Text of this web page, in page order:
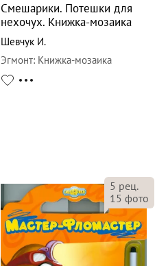
Смешарики. Потешки для
нехочух. Книжка-мозаика
Шевчук И.
Эгмонт: Книжка-мозаика
5 рец.
15 фото